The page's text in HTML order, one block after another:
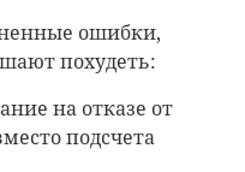
ошибки,
похудеть:
на отказе от
подсчета